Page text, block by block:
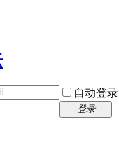
自动登录
登录